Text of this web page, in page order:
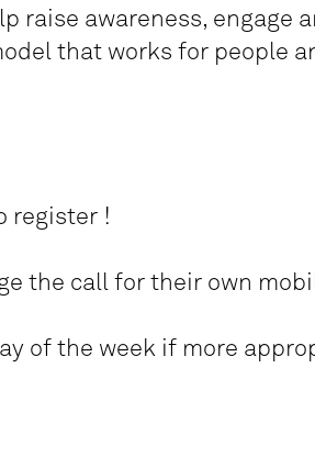
raise awareness, engage
that works for people
register !
the call for their own
of the week if more